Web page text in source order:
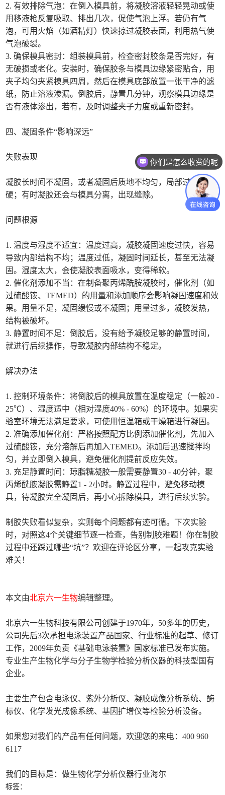
2. 有效排除气泡：在倒入模具前，将凝胶溶液轻轻晃动或使
用移液枪反复吸取、排出几次，促使气泡上浮。若仍有气
泡，可用火焰（如酒精灯）快速掠过凝胶表面，利用热气使
气泡破裂。
3. 确保模具密封：组装模具前，检查密封胶条是否完好，有
无破损或老化。安装时，确保胶条与模具边缘紧密贴合，用
夹子均匀夹紧模具四周，然后在模具底部放置一张干净的滤
纸，防止溶液渗漏。倒胶后，静置几分钟，观察模具边缘是
否有液体渗出，若有，及时调整夹子力度或重新密封。
四、凝固条件“影响深远”
失败表现
凝胶长时间不凝固，或者凝固后质地不均匀，局部过软或过
硬；有时凝胶还会与模具分离，出现缝隙。
问题根源
1. 温度与湿度不适宜：温度过高，凝胶凝固速度过快，容易
导致内部结构不均；温度过低，凝固时间延长，甚至无法凝
固。湿度太大，会使凝胶表面吸水，变得稀软。
2. 催化剂添加不当：在制备聚丙烯酰胺凝胶时，催化剂（如
过硫酸铵、TEMED）的用量和添加顺序会影响凝固速度和效
果。用量不足，凝固缓慢或不凝固；用量过多，凝胶发热，
结构被破坏。
3. 静置时间不足：倒胶后，没有给予凝胶足够的静置时间，
就进行后续操作，导致凝胶内部结构不稳定。
解决办法
1. 控制环境条件：将倒胶后的模具放置在温度稳定（一般20 -
25℃）、湿度适中（相对湿度40% - 60%）的环境中。如果实
验室环境无法满足要求，可使用恒温箱或干燥箱进行凝固。
2. 准确添加催化剂：严格按照配方比例添加催化剂，先加入
过硫酸铵，充分溶解后再加入TEMED。添加后迅速搅拌均
匀，并立即倒入模具，避免催化剂提前反应失效。
3. 充足静置时间：琼脂糖凝胶一般需要静置30 - 40分钟，聚
丙烯酰胺凝胶需静置1 - 2小时。静置过程中，避免移动模
具，待凝胶完全凝固后，再小心拆除模具，进行后续实验。
制胶失败看似复杂，实则每个问题都有迹可循。下次实验
时，对照这4个关键细节逐一检查，告别制胶难题！你在制胶
过程中还踩过哪些“坑”？欢迎在评论区分享，一起攻克实验
难关！
本文由北京六一生物编辑整理。
北京六一生物科技有限公司创建于1970年，50多年的历史，
公司先后3次承担电泳装置产品国家、行业标准的起草、修订
工作，2009年负责《基础电泳装置》国家标准已发布实施。
专业生产生物化学与分子生物学检验分析仪器的科技型国有
企业。
主要生产包含电泳仪、紫外分析仪、凝胶成像分析系统、酶
标仪、化学发光成像系统、基因扩增仪等检验分析设备。
如果您对我们的产品有任何问题，欢迎您的来电：400 960
6117
我们的目标是：做生物化学分析仪器行业海尔
标签：
你们是怎么收费的呢